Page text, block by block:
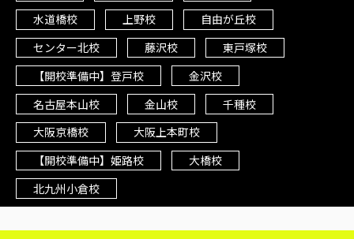
水道橋校
上野校
自由が丘校
センター北校
藤沢校
東戸塚校
【開校準備中】登戸校
金沢校
名古屋本山校
金山校
千種校
大阪京橋校
大阪上本町校
【開校準備中】姫路校
大橋校
北九州小倉校